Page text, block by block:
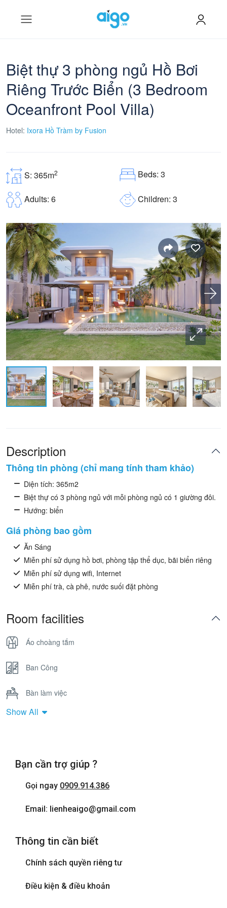
Biệt thự 3 phòng ngủ Hồ Bơi
Riêng Trước Biển (3 Bedroom
Oceanfront Pool Villa)
Hotel: Ixora Hồ Tràm by Fusion
S: 365m2 Beds: 3
Adults: 6 Children: 3
Description
Thông tin phòng (chỉ mang tính tham khảo)
Diện tích: 365m2
Biệt thự có 3 phòng ngủ với mỗi phòng ngủ có 1 giường đôi.
Hướng: biển
Giá phòng bao gồm
Ăn Sáng
Miễn phí sử dụng hồ bơi, phòng tập thể dục, bãi biển riêng
Miễn phí sử dụng wifi, Internet
Miễn phí trà, cà phê, nước suối đặt phòng
Room facilities
Áo choàng tắm
Ban Công
Bàn làm việc
Bồn Tắm Nằm
Điện thoại
Phòng tắm đứng
Show All
Bạn cần trợ giúp ?
Gọi ngay 0909.914.386
Email: lienheaigo@gmail.com
Thông tin cần biết
Chính sách quyền riêng tư
Điều kiện & điều khoản